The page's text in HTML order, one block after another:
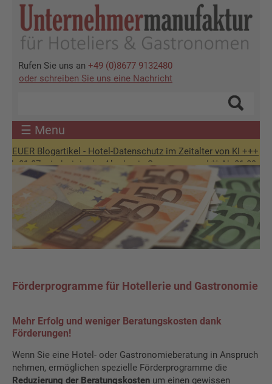
Direkt
Inhalt
Rufen Sie uns an +49 (0)8677 9132480
oder schreiben Sie uns eine Nachricht
☰ Menu
- Hotel-Datenschutz im Zeitalter von KI +++
sind wir in der Akademie-Sommerpause! ** Ab 01.09. wieder für
Bild
Förderprogramme für Hotellerie und Gastronomie
Mehr Erfolg und weniger Beratungskosten dank
Förderungen!
Wenn Sie eine Hotel- oder Gastronomieberatung in Anspruch
nehmen, ermöglichen spezielle Förderprogramme die
Reduzierung der Beratungskosten um einen gewissen